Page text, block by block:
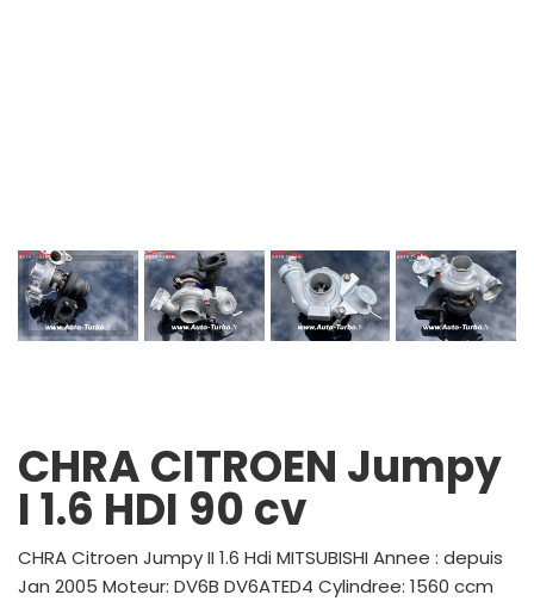
CHRA CITROEN Jumpy
I 1.6 HDI 90 cv
CHRA Citroen Jumpy II 1.6 Hdi MITSUBISHI Annee : depuis
Jan 2005 Moteur: DV6B DV6ATED4 Cylindree: 1560 ccm